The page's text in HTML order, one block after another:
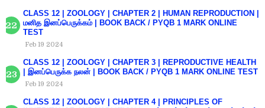
CLASS 12 | ZOOLOGY | CHAPTER 2 | HUMAN REPRODUCTION |
மனித இனப்பெருக்கம் | BOOK BACK / PYQB 1 MARK ONLINE
TEST
Feb 19 2024
CLASS 12 | ZOOLOGY | CHAPTER 3 | REPRODUCTIVE HEALTH
| இனப்பெருக்க நலன் | BOOK BACK / PYQB 1 MARK ONLINE TEST
Feb 19 2024
CLASS 12 | ZOOLOGY | CHAPTER 4 | PRINCIPLES OF